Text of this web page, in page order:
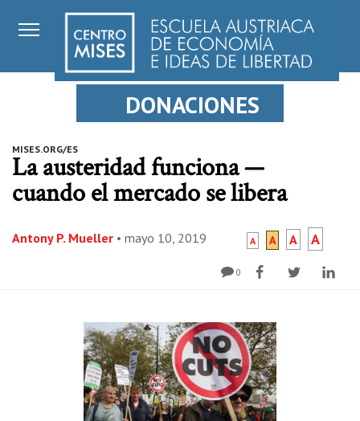
DONACIONES
MISES.ORG/ES
La austeridad funciona —
cuando el mercado se libera
Antony P. Mueller • mayo 10, 2019 A A A A
0